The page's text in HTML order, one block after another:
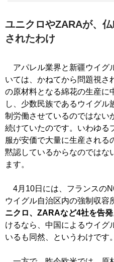
ユニクロやZARAが、
されたわけ
アパレル業界と新疆ウイグ
いては、かねてから問題視さ
の原材料となる綿花の生産に
し、少数民族であるウイグル
制労働させているのではない
続けていたのです。いわゆる
服が安価で大量に生産される
黙認しているからなのではな
ます。
4月10日には、フランスの
ウイグル自治区内の強制収容
ニクロ、ZARAなど4社を告発
けるなら、中国によるウイグ
いるも同然、というわけです。